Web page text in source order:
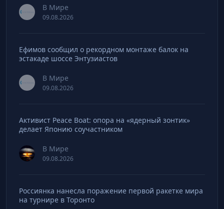
В Мире
09.08.2026
Ефимов сообщил о рекордном монтаже балок на
эстакаде шоссе Энтузиастов
В Мире
09.08.2026
Активист Peace Boat: опора на «ядерный зонтик»
делает Японию соучастником
В Мире
09.08.2026
Россиянка нанесла поражение первой ракетке мира
на турнире в Торонто